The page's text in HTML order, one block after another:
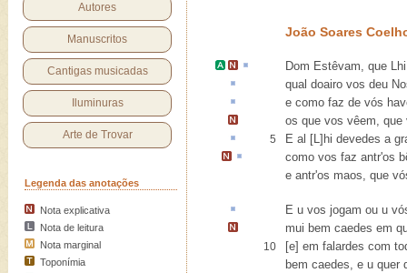
Autores
Manuscritos
Cantigas musicadas
Iluminuras
Arte de Trovar
Legenda das anotações
Nota explicativa
Nota de leitura
Nota marginal
Toponímia
João Soares
Dom Estêvam, que
qual doairo vos deu
e como faz de vós
os que vos vêem, que
5 E al [L]hi devedes a
como vos faz antr'os
e antr'os maos, que
E u vos jogam ou u
mui bem caedes em
10
[e] em falardes com
bem caedes, e u quer